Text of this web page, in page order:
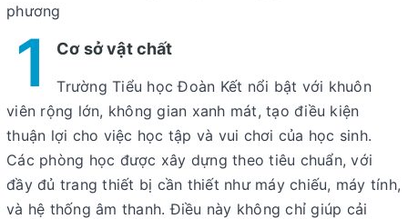
phương
1 Cơ sở vật chất
Trường Tiểu học Đoàn Kết nổi bật với khuôn
viên rộng lớn, không gian xanh mát, tạo điều kiện
thuận lợi cho việc học tập và vui chơi của học sinh.
Các phòng học được xây dựng theo tiêu chuẩn, với
đầy đủ trang thiết bị cần thiết như máy chiếu, máy tính,
và hệ thống âm thanh. Điều này không chỉ giúp cải